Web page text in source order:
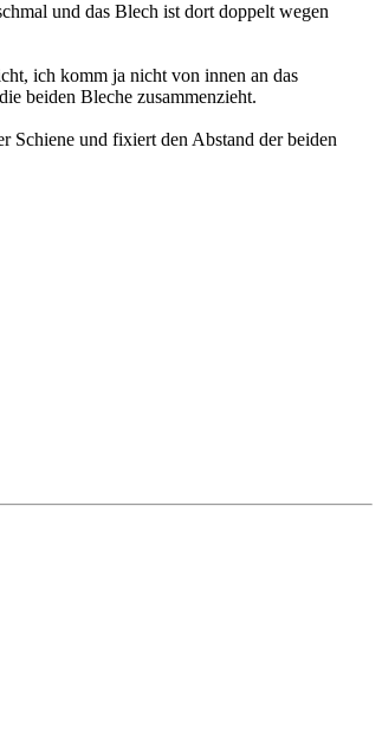
und das Blech ist dort doppelt wegen
ich komm ja nicht von innen an das
beiden Bleche zusammenzieht.
Schiene und fixiert den Abstand der beiden